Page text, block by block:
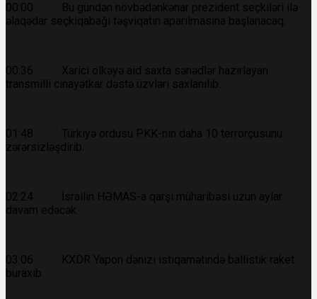
00:00 Bu gündən növbədənkənar prezident seçkiləri ilə
əlaqədar seçkiqabağı təşviqatın aparılmasına başlanacaq.
00:36 Xarici ölkəyə aid saxta sənədlər hazırlayan
transmilli cinayətkar dəstə üzvləri saxlanılıb.
01:48 Türkiyə ordusu PKK-nın daha 10 terrorçusunu
zərərsizləşdirib.
02:24 İsrailin HƏMAS-a qarşı müharibəsi uzun aylar
davam edəcək.
03:06 KXDR Yapon dənizi istiqamətində ballistik raket
buraxıb.